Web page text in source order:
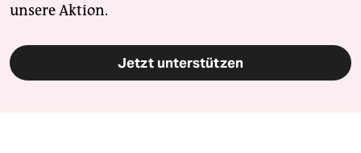
unsere Aktion.
Jetzt unterstützen